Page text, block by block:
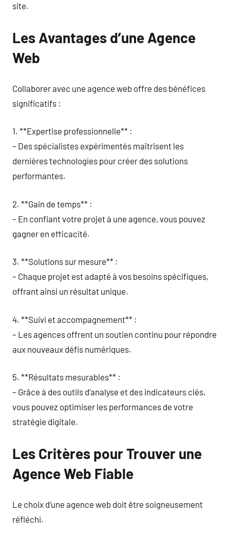
site.
Les Avantages d’une Agence
Web
Collaborer avec une agence web offre des bénéfices
significatifs :
1. **Expertise professionnelle** :
– Des spécialistes expérimentés maîtrisent les
dernières technologies pour créer des solutions
performantes.
2. **Gain de temps** :
– En confiant votre projet à une agence, vous pouvez
gagner en efficacité.
3. **Solutions sur mesure** :
– Chaque projet est adapté à vos besoins spécifiques,
offrant ainsi un résultat unique.
4. **Suivi et accompagnement** :
– Les agences offrent un soutien continu pour répondre
aux nouveaux défis numériques.
5. **Résultats mesurables** :
– Grâce à des outils d’analyse et des indicateurs clés,
vous pouvez optimiser les performances de votre
stratégie digitale.
Les Critères pour Trouver une
Agence Web Fiable
Le choix d’une agence web doit être soigneusement
réfléchi.